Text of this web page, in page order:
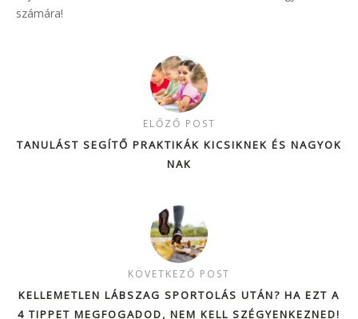
számára!
ELŐZŐ POST
TANULÁST SEGÍTŐ PRAKTIKÁK KICSIKNEK ÉS NAGYOK
NAK
KÖVETKEZŐ POST
KELLEMETLEN LÁBSZAG SPORTOLÁS UTÁN? HA EZT A
4 TIPPET MEGFOGADOD, NEM KELL SZÉGYENKEZNED!